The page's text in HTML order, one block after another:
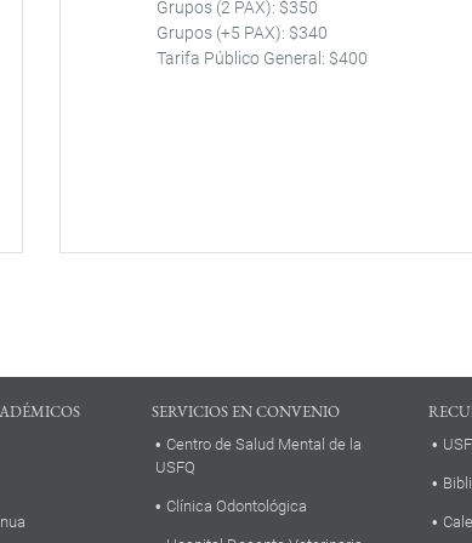
Grupos (2 PAX): $350
Grupos (+5 PAX): $340
Tarifa Público General: $400
SERVICIOS EN CONVENIO
Centro de Salud Mental de la
USFQ
Clínica Odontológica